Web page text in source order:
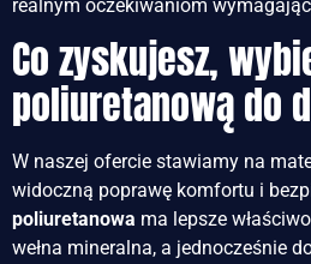
realnym oczekiwaniom
Co zyskujesz,
poliuretanową do
W naszej ofercie stawiamy na
widoczną poprawę komfortu i
poliuretanowa ma lepsze
wełna mineralna, a jednocześnie